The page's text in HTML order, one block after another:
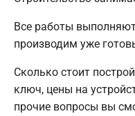
Все работы
производим уже
Сколько стоит
ключ, цены на
прочие вопросы вы